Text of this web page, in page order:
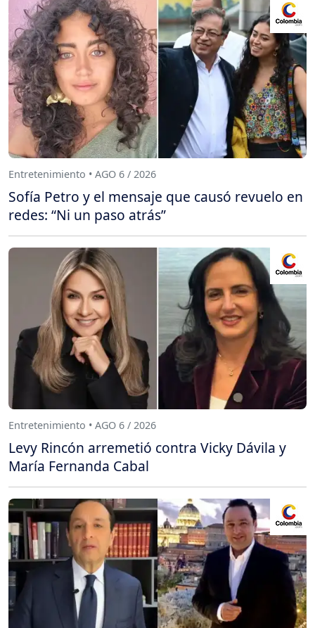
Entretenimiento • AGO 6 / 2026
Sofía Petro y el mensaje que causó revuelo en
redes: “Ni un paso atrás”
Entretenimiento • AGO 6 / 2026
Levy Rincón arremetió contra Vicky Dávila y
María Fernanda Cabal